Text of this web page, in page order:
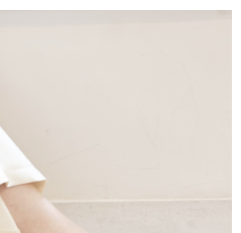
止該用戶之使用額度並採取法律行動。